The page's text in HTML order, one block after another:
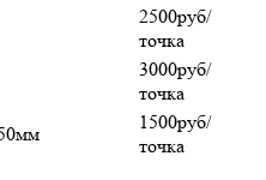
2500руб/
точка
3000руб/
точка
1500руб/
точка